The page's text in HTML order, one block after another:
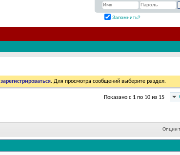
Запомнить?
зарегистрироваться. Для просмотра сообщений выберите раздел.
Показано с 1 по 10 из 15
Опции